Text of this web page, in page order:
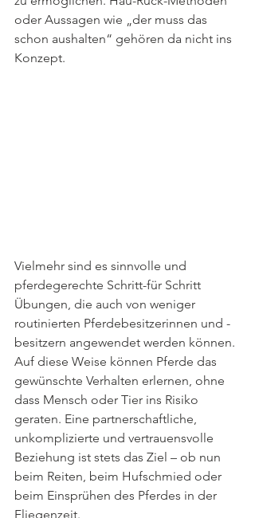
oder Aussagen wie „der muss das
schon aushalten“ gehören da nicht ins
Konzept.
Vielmehr sind es sinnvolle und
pferdegerechte Schritt-für Schritt
Übungen, die auch von weniger
routinierten Pferdebesitzerinnen und -
besitzern angewendet werden können.
Auf diese Weise können Pferde das
gewünschte Verhalten erlernen, ohne
dass Mensch oder Tier ins Risiko
geraten. Eine partnerschaftliche,
unkomplizierte und vertrauensvolle
Beziehung ist stets das Ziel – ob nun
beim Reiten, beim Hufschmied oder
beim Einsprühen des Pferdes in der
Fliegenzeit.